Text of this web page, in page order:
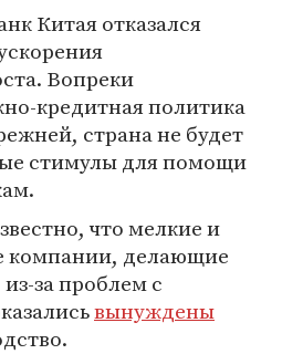
Китая отказался
Вопреки
кредитная политика
страна не будет
стимулы для помощи
что мелкие и
компании, делающие
за проблем с
вынуждены